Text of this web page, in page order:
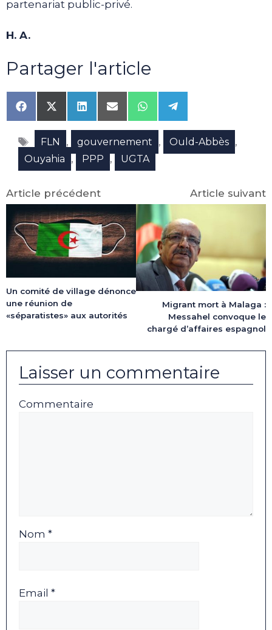
partenariat public-privé.
H. A.
Partager l'article
Share
on
Facebook
Share
on
X
(Twitter)
Share
on
LinkedIn
Share
on
Email
Share
on
WhatsApp
Share
on
Telegram
Étiquettes
FLN , gouvernement , Ould-Abbès ,
Ouyahia , PPP , UGTA
Article précédent
Un comité de village dénonce
une réunion de
«séparatistes» aux autorités
Article suivant
Migrant mort à Malaga :
Messahel convoque le
chargé d’affaires espagnol
Laisser un commentaire
Commentaire
Nom *
Email *